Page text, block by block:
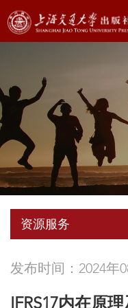
资源服务
发布时间：2024年
IFRS17内在原